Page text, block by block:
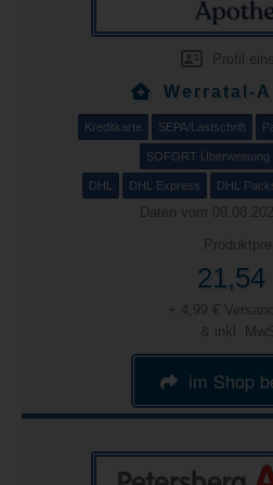
Profil
Werratal-
Kreditkarte SEPA/Lastschrift
SOFORT Überweisung
DHL DHL Express DHL
Daten vom
21,54
+ 4,99 €
& inkl.
im Shop